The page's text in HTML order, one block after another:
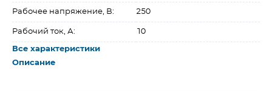
Рабочее напряжение, В: 250
Рабочий ток, А: 10
Все характеристики
Описание